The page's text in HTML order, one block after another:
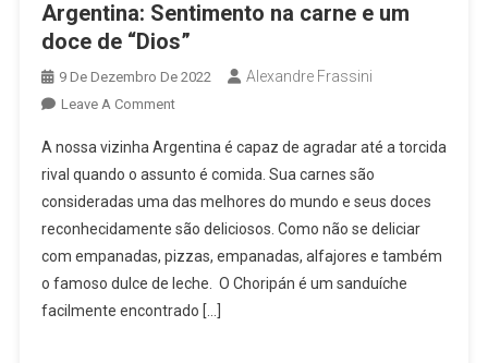
Argentina: Sentimento na carne e um
doce de “Dios”
9 De Dezembro De 2022 Alexandre Frassini
Leave A CommentOn
Sentimento
Na
Carne
E
Um
Doce
De
A nossa vizinha Argentina é capaz de agradar até a torcida
rival quando o assunto é comida. Sua carnes são
consideradas uma das melhores do mundo e seus doces
reconhecidamente são deliciosos. Como não se deliciar
com empanadas, pizzas, empanadas, alfajores e também
o famoso dulce de leche. O Choripán é um sanduíche
facilmente encontrado […]